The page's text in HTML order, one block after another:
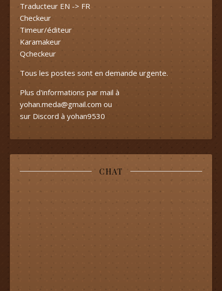
Traducteur EN -> FR
Checkeur
Timeur/éditeur
Karamakeur
Qcheckeur
Tous les postes sont en demande urgente.
Plus d'informations par mail à
yohan.meda@gmail.com ou
sur Discord à yohan9530
CHAT